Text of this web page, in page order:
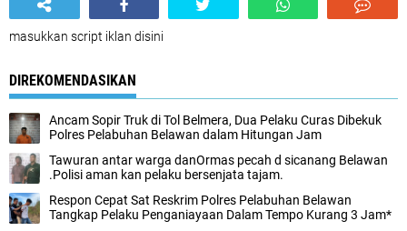
masukkan script iklan disini
DIREKOMENDASIKAN
Ancam Sopir Truk di Tol Belmera, Dua Pelaku Curas Dibekuk
Polres Pelabuhan Belawan dalam Hitungan Jam
Tawuran antar warga danOrmas pecah d sicanang Belawan
.Polisi aman kan pelaku bersenjata tajam.
Respon Cepat Sat Reskrim Polres Pelabuhan Belawan
Tangkap Pelaku Penganiayaan Dalam Tempo Kurang 3 Jam*